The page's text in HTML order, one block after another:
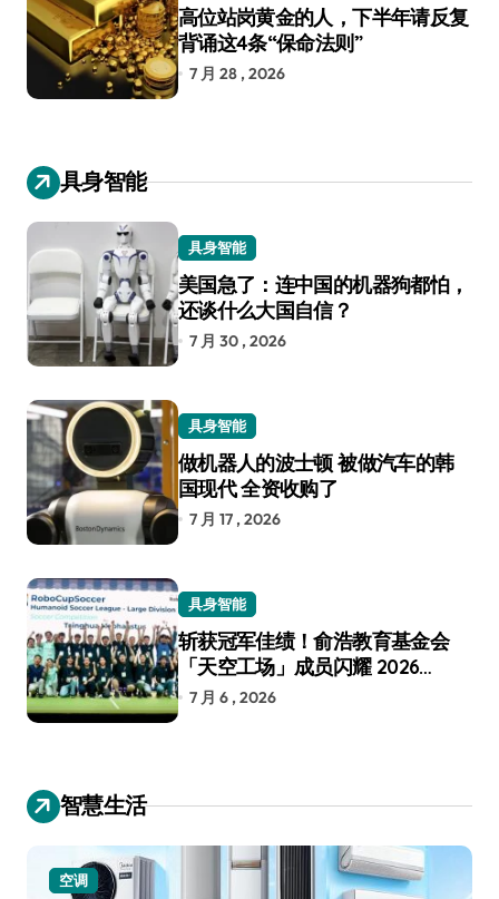
高位站岗黄金的人，下半年请反复
背诵这4条“保命法则”
7 月 28 , 2026
具身智能
具身智能
美国急了：连中国的机器狗都怕，
还谈什么大国自信？
7 月 30 , 2026
具身智能
做机器人的波士顿 被做汽车的韩
国现代 全资收购了
7 月 17 , 2026
具身智能
斩获冠军佳绩！俞浩教育基金会
「天空工场」成员闪耀 2026
RoboCup 机器人世界杯
7 月 6 , 2026
智慧生活
空调